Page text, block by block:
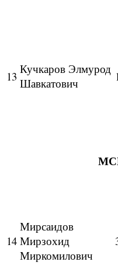
13
Кучкаров Элмурод
Шавкатович
14
Мирсаидов
Мирзохид
Миркомилович